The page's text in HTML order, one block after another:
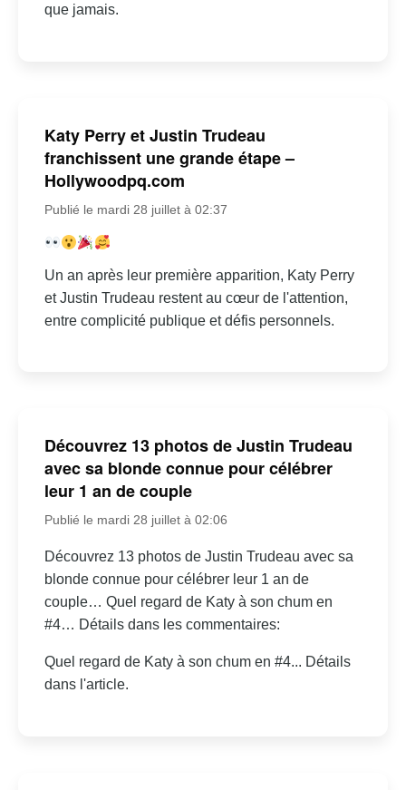
que jamais.
Katy Perry et Justin Trudeau
franchissent une grande étape –
Hollywoodpq.com
Publié le mardi 28 juillet à 02:37
Un an après leur première apparition, Katy Perry
et Justin Trudeau restent au cœur de l'attention,
entre complicité publique et défis personnels.
Découvrez 13 photos de Justin Trudeau
avec sa blonde connue pour célébrer
leur 1 an de couple
Publié le mardi 28 juillet à 02:06
Découvrez 13 photos de Justin Trudeau avec sa
blonde connue pour célébrer leur 1 an de
couple… Quel regard de Katy à son chum en
#4… Détails dans les commentaires:
Quel regard de Katy à son chum en #4... Détails
dans l'article.